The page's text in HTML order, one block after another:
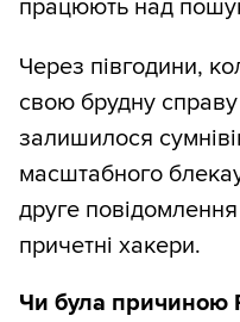
працюють над
Через півгодини,
свою брудну справу
залишилося
масштабного
друге
причетні хакери.
Чи була причиною